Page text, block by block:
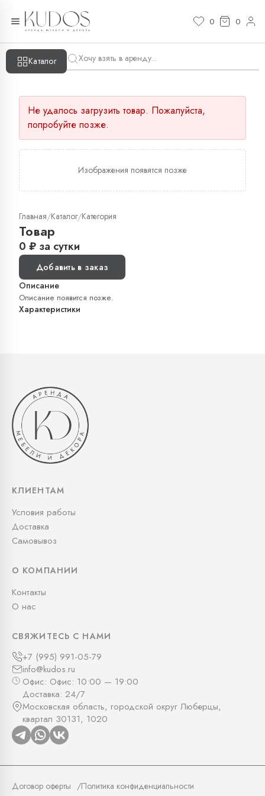
0 0
Каталог
Не удалось загрузить товар. Пожалуйста,
попробуйте позже.
Изображения появятся позже
Главная/Каталог/Категория
Товар
0 ₽ за сутки
Добавить в заказ
Описание
Описание появится позже.
Характеристики
КЛИЕНТАМ
Условия работы
Доставка
Самовывоз
О КОМПАНИИ
Контакты
О нас
СВЯЖИТЕСЬ С НАМИ
+7 (995) 991-05-79
info@kudos.ru
Офис: Офис: 10:00 — 19:00
Доставка: 24/7
Московская область, городской округ Люберцы,
квартал 30131, 1020
Договор оферты Политика конфиденциальности